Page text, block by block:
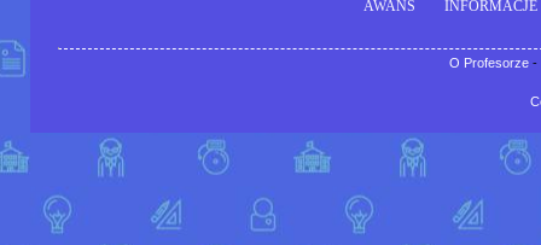
AWANS INFORMACJE
O Profesorze-